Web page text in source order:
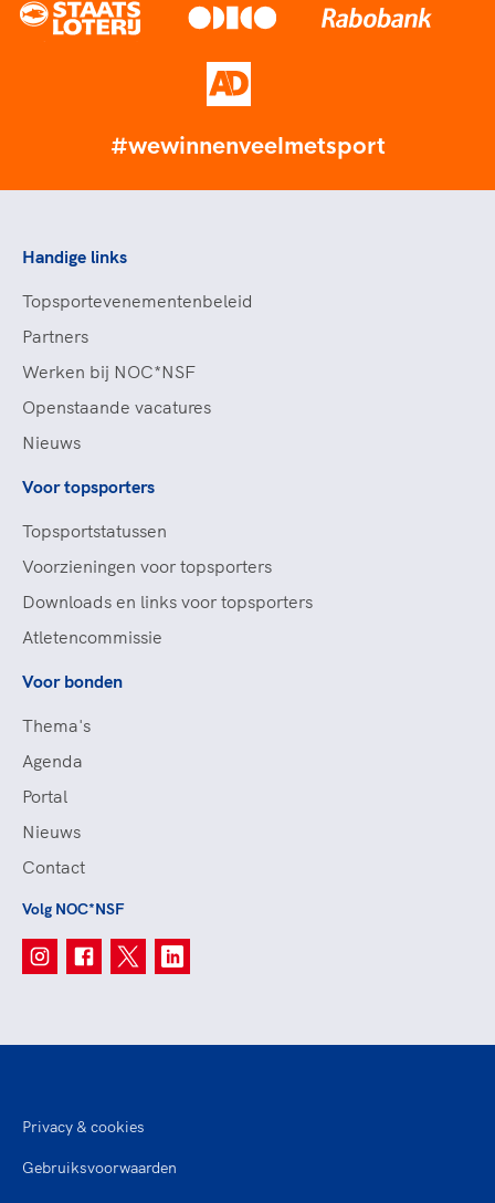
#wewinnenveelmetsport
Handige links
Topsportevenementenbeleid
Partners
Werken bij NOC*NSF
Openstaande vacatures
Nieuws
Voor topsporters
Topsportstatussen
Voorzieningen voor topsporters
Downloads en links voor topsporters
Atletencommissie
Voor bonden
Thema's
Agenda
Portal
Nieuws
Contact
Volg NOC*NSF
Privacy & cookies
Gebruiksvoorwaarden